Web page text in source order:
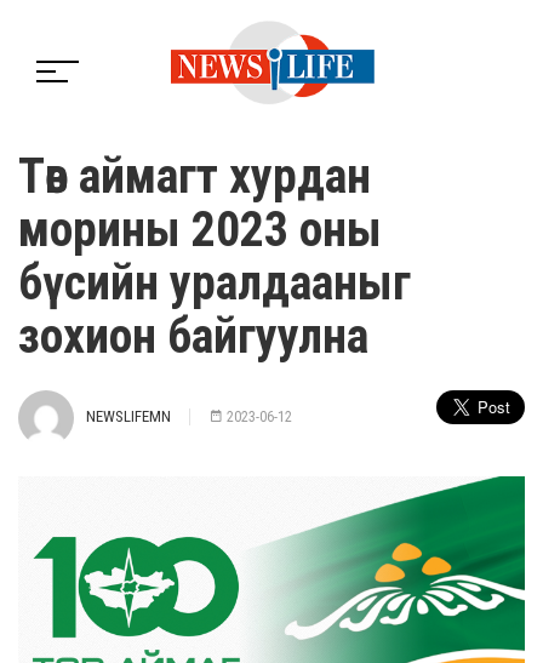
Төв аймагт хурдан
морины 2023 оны
бүсийн уралдааныг
зохион байгуулна
NEWSLIFEMN 2023-06-12